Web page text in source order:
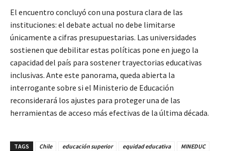
El encuentro concluyó con una postura clara de las
instituciones: el debate actual no debe limitarse
únicamente a cifras presupuestarias. Las universidades
sostienen que debilitar estas políticas pone en juego la
capacidad del país para sostener trayectorias educativas
inclusivas. Ante este panorama, queda abierta la
interrogante sobre si el Ministerio de Educación
reconsiderará los ajustes para proteger una de las
herramientas de acceso más efectivas de la última década.
TAGS Chile educación superior equidad educativa
MINEDUC